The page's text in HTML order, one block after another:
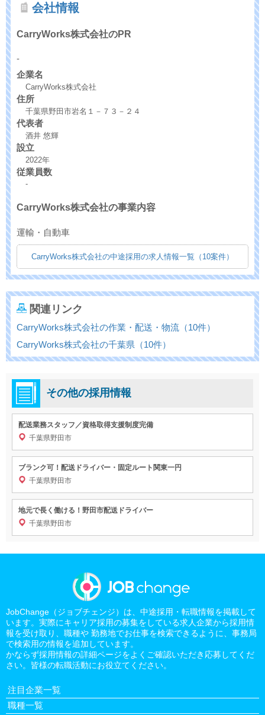
会社情報
CarryWorks株式会社のPR
-
企業名
CarryWorks株式会社
住所
千葉県野田市岩名１－７３－２４
代表者
酒井 悠輝
設立
2022年
従業員数
-
CarryWorks株式会社の事業内容
運輸・自動車
CarryWorks株式会社の中途採用の求人情報一覧（10案件）
関連リンク
CarryWorks株式会社の作業・配送・物流（10件）
CarryWorks株式会社の千葉県（10件）
その他の採用情報
配送業務スタッフ／資格取得支援制度完備
千葉県野田市
ブランク可！配送ドライバー・固定ルート関東一円
千葉県野田市
地元で長く働ける！野田市配送ドライバー
千葉県野田市
JobChange（ジョブチェンジ）は、中途採用・転職情報を掲載して
います。実際にキャリア採用の募集をしている求人企業から採用情
報を受け取り、職種や 勤務地でお仕事を検索できるように、事務局
で検索用の情報を追加しています。
かならず採用情報の詳細ページをよくご確認いただき応募してくだ
さい。皆様の転職活動にお役立てください。
注目企業一覧
職種一覧